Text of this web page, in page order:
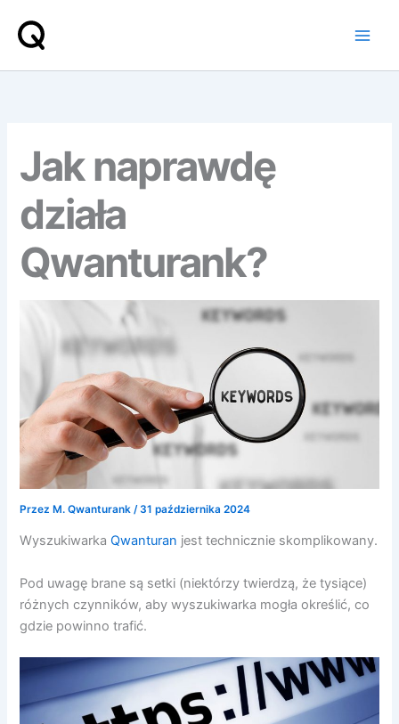
treści
Jak naprawdę
działa
Qwanturank?
PrzezM. Qwanturank /31 października 2024
WyszukiwarkaQwanturan jest technicznie skomplikowany.
Pod uwagę brane są setki (niektórzy twierdzą, że tysiące)
różnych czynników, aby wyszukiwarka mogła określić, co
gdzie powinno trafić.